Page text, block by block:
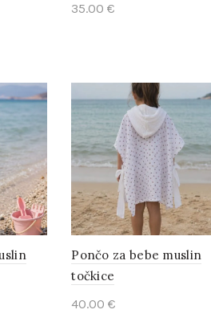
35.00€
Pončo za bebe muslin
točkice
40.00€